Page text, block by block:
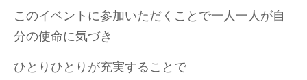
このイベントに参加いただくことで一人一人が自
分の使命に気づき
ひとりひとりが充実することで